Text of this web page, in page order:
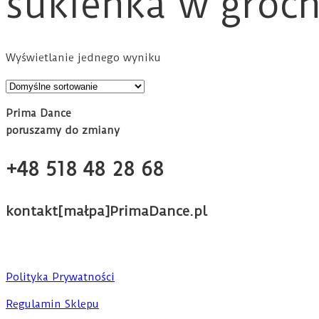
Wyświetlanie jednego wyniku
Prima Dance
poruszamy do zmiany
+48 518 48 28 68
kontakt[małpa]PrimaDance.pl
Polityka Prywatności
Regulamin Sklepu